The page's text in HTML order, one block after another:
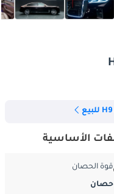
قوة الحصان